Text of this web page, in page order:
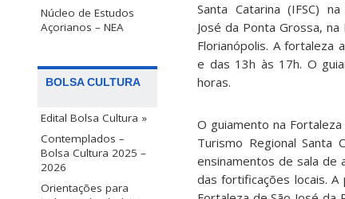
Núcleo de Estudos
Açorianos – NEA
BOLSA CULTURA
Edital Bolsa Cultura »
Contemplados –
Bolsa Cultura 2025 –
2026
Orientações para
Santa Catarina (IFSC)
José da Ponta Grossa,
Florianópolis. A fortaleza
e das 13h às 17h. O
horas.
O guiamento na
Turismo Regional
ensinamentos de sala
das fortificações locais.